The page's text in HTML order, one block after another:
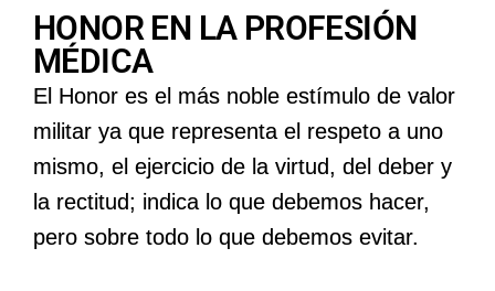
HONOR EN LA PROFESIÓN
MÉDICA
El Honor es el más noble estímulo de valor
militar ya que representa el respeto a uno
mismo, el ejercicio de la virtud, del deber y
la rectitud; indica lo que debemos hacer,
pero sobre todo lo que debemos evitar.